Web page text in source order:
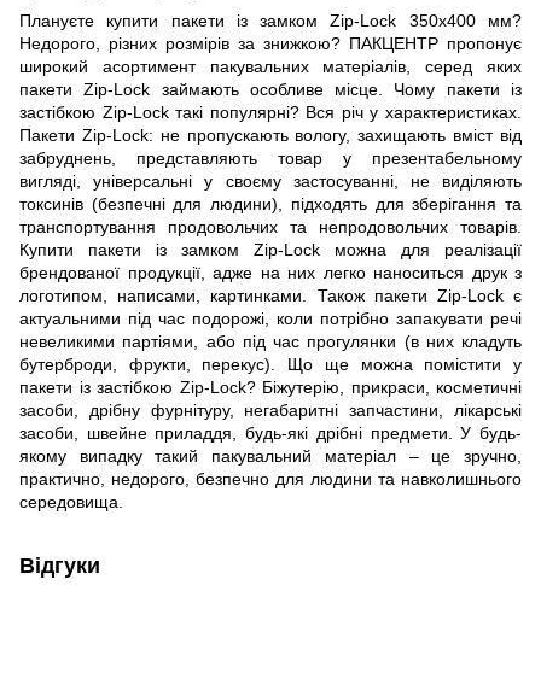
Плануєте купити пакети із замком Zip-Lock 350х400 мм?
Недорого, різних розмірів за знижкою? ПАКЦЕНТР пропонує
широкий асортимент пакувальних матеріалів, серед яких
пакети Zip-Lock займають особливе місце. Чому пакети із
застібкою Zip-Lock такі популярні? Вся річ у характеристиках.
Пакети Zip-Lock: не пропускають вологу, захищають вміст від
забруднень, представляють товар у презентабельному
вигляді, універсальні у своєму застосуванні, не виділяють
токсинів (безпечні для людини), підходять для зберігання та
транспортування продовольчих та непродовольчих товарів.
Купити пакети із замком Zip-Lock можна для реалізації
брендованої продукції, адже на них легко наноситься друк з
логотипом, написами, картинками. Також пакети Zip-Lock є
актуальними під час подорожі, коли потрібно запакувати речі
невеликими партіями, або під час прогулянки (в них кладуть
бутерброди, фрукти, перекус). Що ще можна помістити у
пакети із застібкою Zip-Lock? Біжутерію, прикраси, косметичні
засоби, дрібну фурнітуру, негабаритні запчастини, лікарські
засоби, швейне приладдя, будь-які дрібні предмети. У будь-
якому випадку такий пакувальний матеріал – це зручно,
практично, недорого, безпечно для людини та навколишнього
середовища.
Відгуки